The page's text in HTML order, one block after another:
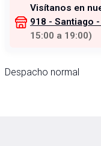
Visítanos en
918 - Santiago
15:00 a 19:00)
Despacho normal